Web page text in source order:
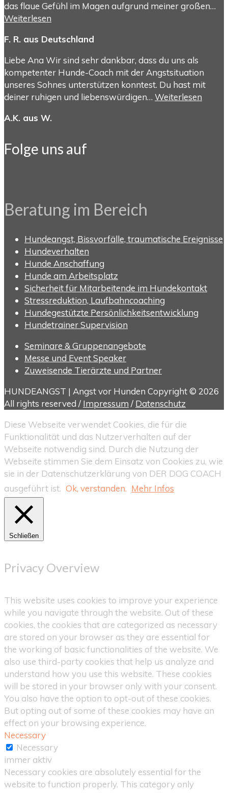
das flaue Gefühl im Magen aufgrund meiner großen…
Weiterlesen
F. R. aus Deutschland
Liebe Ana Wir sind sehr dankbar, dass du uns als
kompetenter Hunde-Coach mit der Angstsituation
unseres Sohnes unterstützen konntest. Du hast mit
deiner ruhigen und liebenswürdigen… Weiterlesen
A.K. aus W.
Folge uns auf
Beratung im Bereich
Hundeangst, Bissvorfälle, traumatische Ereignisse
Hundeverhalten
Hunde Anschaffung
Hunde am Arbeitsplatz
Sicherheit für Mitarbeitende im Hundekontakt
Stressreduktion, Laufbahncoaching
Hundegestützte Persönlichkeitsentwicklung
Hundetrainer Supervision
Seminare & Gruppenangebote
Messe und Event Speaker
Zuweisende Tierärzte und Partner
HUNDEANGST | Angst vor Hunden Copyright © 2026
All rights reserved / Impressum / Datenschutz
Diese Webseite verwendet Cookies, die für die
Funktionalität und das Nutzerverhalten auf der
Webseite notwendig sind. Durch die Nutzung der
Webseite stimmen Sie dem Einsatz von Cookies zu, wie
sie in der Datenschutzerklärung von DER DOG COACH
ausgeführt ist. Ok, verstanden. Mehr Infos
Schließen
Privacy Overview
This website uses cookies to improve your experience
while you navigate through the website. Out of these
cookies, the cookies that are categorized as necessary
are stored on your browser as they are essential for
the working of basic functionalities of the website. We
also use third-party cookies that help us analyze and
understand how you use this website. These cookies
will be stored in your browser only with your consent.
You also have the option to opt-out of these cookies.
But opting out of some of these cookies may have an
effect on your browsing experience.
Necessary
Necessary
immer aktiv
Necessary cookies are absolutely essential for the
website to function properly. This category only